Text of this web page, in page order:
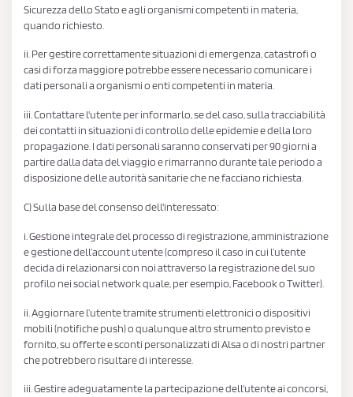
Sicurezza dello Stato e agli organismi competenti in materia,
quando richiesto.
ii. Per gestire correttamente situazioni di emergenza, catastrofi o
casi di forza maggiore potrebbe essere necessario comunicare i
dati personali a organismi o enti competenti in materia.
iii. Contattare l'utente per informarlo, se del caso, sulla tracciabilità
dei contatti in situazioni di controllo delle epidemie e della loro
propagazione. I dati personali saranno conservati per 90 giorni a
partire dalla data del viaggio e rimarranno durante tale periodo a
disposizione delle autorità sanitarie che ne facciano richiesta.
C) Sulla base del consenso dell'interessato:
i. Gestione integrale del processo di registrazione, amministrazione
e gestione dell’account utente (compreso il caso in cui l’utente
decida di relazionarsi con noi attraverso la registrazione del suo
profilo nei social network quale, per esempio, Facebook o Twitter).
ii. Aggiornare l’utente tramite strumenti elettronici o dispositivi
mobili (notifiche push) o qualunque altro strumento previsto e
fornito, su offerte e sconti personalizzati di Alsa o di nostri partner
che potrebbero risultare di interesse.
iii. Gestire adeguatamente la partecipazione dell'utente ai concorsi,